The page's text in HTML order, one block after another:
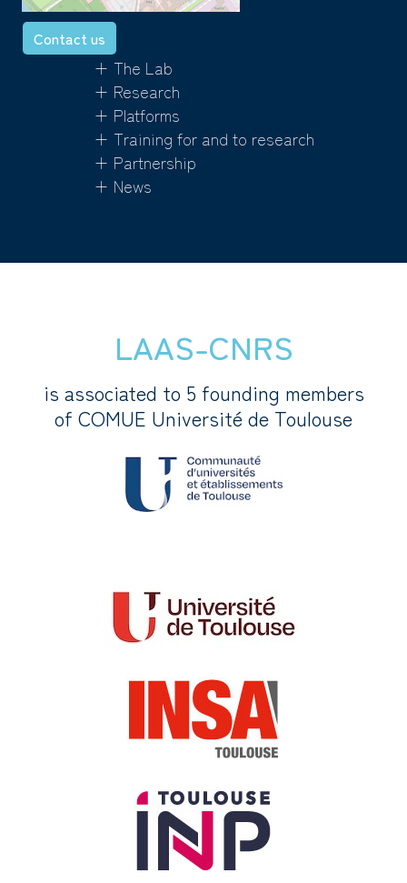
Contact us
+ The Lab
+ Research
+ Platforms
+ Training for and to research
+ Partnership
+ News
LAAS-CNRS
is associated to 5 founding members
of COMUE Université de Toulouse